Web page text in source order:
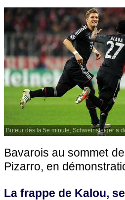
Buteur dès la 5e minute, Schweinsteiger a
Bavarois au sommet
Pizarro, en
La frappe de Kalou,